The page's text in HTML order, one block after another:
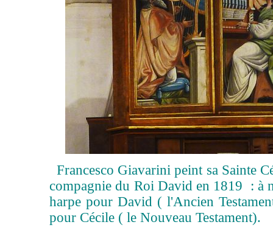
Francesco Giavarini peint sa Sainte
compagnie du Roi David en 1819 : à
harpe pour David ( l'Ancien
pour Cécile ( le Nouveau Testament).